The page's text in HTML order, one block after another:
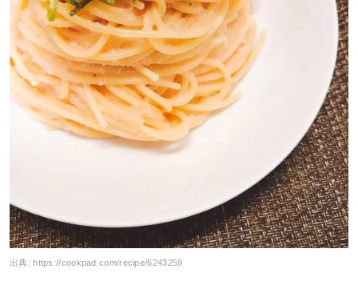
出典:https://cookpad.com/recipe/6243259